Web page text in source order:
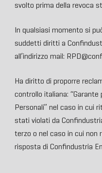
svolto prima della revoca
In qualsiasi momento si
suddetti diritti a
all’indirizzo mail:
Ha diritto di proporre
controllo italiana:
Personali” nel caso in cui
stati violati da
terzo o nel caso in cui non
risposta di Confindustria